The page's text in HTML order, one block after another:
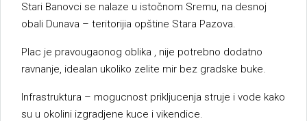
Stari Banovci se nalaze u istočnom Sremu, na desnoj
obali Dunava – teritorijia opštine Stara Pazova.
Plac je pravougaonog oblika , nije potrebno dodatno
ravnanje, idealan ukoliko zelite mir bez gradske buke.
Infrastruktura – mogucnost prikljucenja struje i vode kako
su u okolini izgradjene kuce i vikendice.